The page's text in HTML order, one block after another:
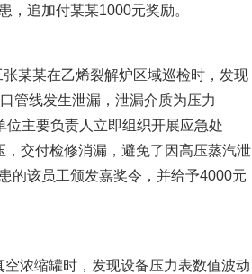
，追加付某某1000元奖励。
某某在乙烯裂解炉区域巡检时，发现
管线发生泄漏，泄漏介质为压力
主要负责人立即组织开展应急处
交付检修消漏，避免了因高压蒸汽泄
的该员工颁发嘉奖令，并给予4000元
浓缩罐时，发现设备压力表数值波动